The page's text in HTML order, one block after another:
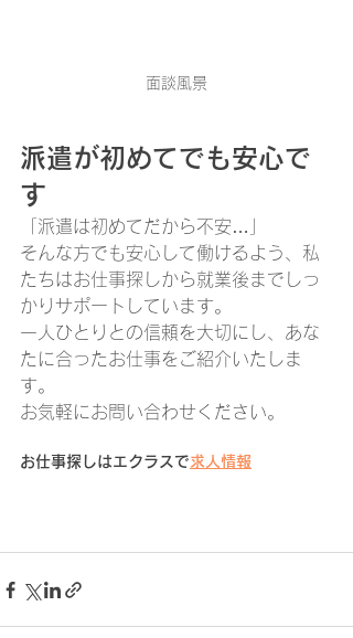
面談風景
派遣が初めてでも安心で
す
「派遣は初めてだから不安…」
そんな方でも安心して働けるよう、私
たちはお仕事探しから就業後までしっ
かりサポートしています。
一人ひとりとの信頼を大切にし、あな
たに合ったお仕事をご紹介いたしま
す。
お気軽にお問い合わせください。
お仕事探しはエクラスで求人情報